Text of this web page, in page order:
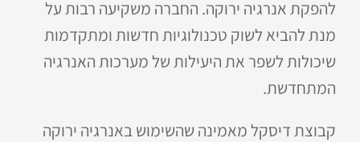
להפקת אנרגיה ירוקה. החברה משקיעה רבות על
מנת להביא לשוק טכנולוגיות חדשות ומתקדמות
שיכולות לשפר את היעילות של מערכות האנרגיה
המתחדשת.
קבוצת דיסקל מאמינה שהשימוש באנרגיה ירוקה